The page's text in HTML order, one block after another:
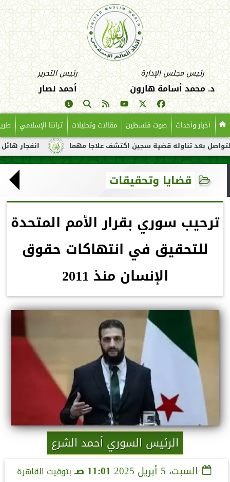
رئيس مجلس الإدارة
د. محمد أسامة هارون
رئيس التحرير
أحمد نصار
أخبار وأحداث صوت فلسطين مقالات وتحليلات تراثنا الإسلامي
انفجار هائل لناقلة تناوله قضية سجين اكتشف علاجا مهما
قضايا وتحقيقات
ترحيب سوري بقرار الأمم المتحدة
للتحقيق في انتهاكات حقوق
الإنسان منذ 2011
الرئيس السوري أحمد الشرع
السبت، 5 أبريل 2025 11:01 صـ بتوقيت القاهرة